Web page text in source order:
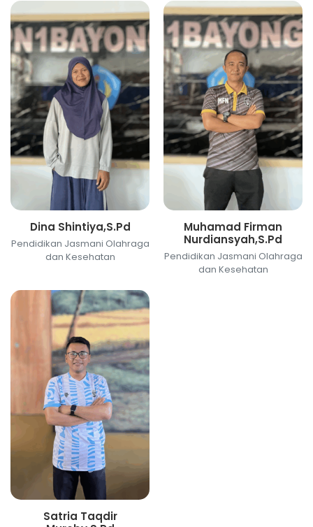
Dina Shintiya,S.Pd
Pendidikan Jasmani Olahraga
dan Kesehatan
Muhamad Firman
Nurdiansyah,S.Pd
Pendidikan Jasmani Olahraga
dan Kesehatan
Satria Taqdir